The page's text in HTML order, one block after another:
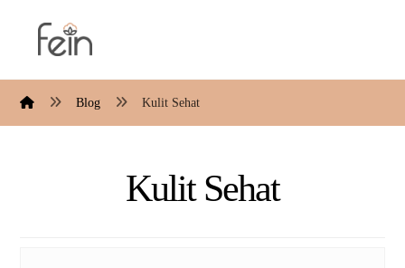
Blog Kulit Sehat
Kulit Sehat